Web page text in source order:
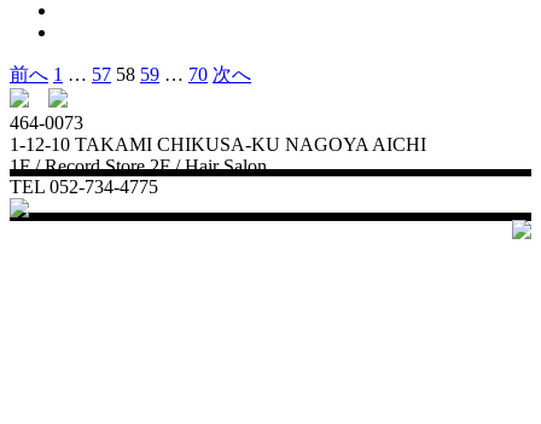
投
稿
の
ペ
前へ 1 … 57 58 59 … 70 次へ
464-0073
1-12-10 TAKAMI CHIKUSA-KU NAGOYA AICHI
1F / Record Store 2F / Hair Salon
TEL 052-734-4775